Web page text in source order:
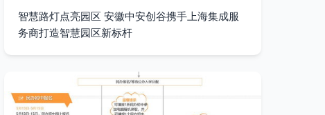
智慧路灯点亮园区 安徽中安创谷携手上海集成服
务商打造智慧园区新标杆